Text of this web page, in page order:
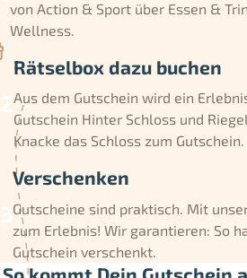
von Action & Sport über Essen &
Wellness.
Rätselbox dazu buchen
Aus dem Gutschein wird ein
Gutschein Hinter Schloss und
Knacke das Schloss zum Gutschein.
Verschenken
Gutscheine sind praktisch. Mit
zum Erlebnis! Wir garantieren: So
Gutschein verschenkt.